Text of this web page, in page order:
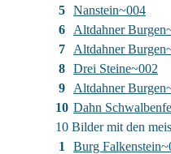
5 Nanstein~004
6
Altdahner
7
Altdahner
8 Drei Steine~002
9
Altdahner
10 Dahn
10 Bilder mit den
1
Burg